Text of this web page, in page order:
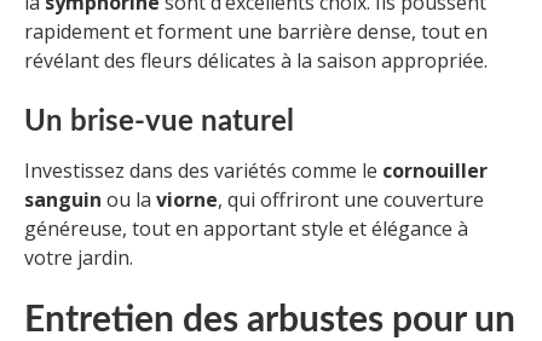
rapidement et forment une barrière dense, tout en
révélant des fleurs délicates à la saison appropriée.
Un brise-vue naturel
Investissez dans des variétés comme le cornouiller
sanguin ou la viorne, qui offriront une couverture
généreuse, tout en apportant style et élégance à
votre jardin.
Entretien des arbustes pour un